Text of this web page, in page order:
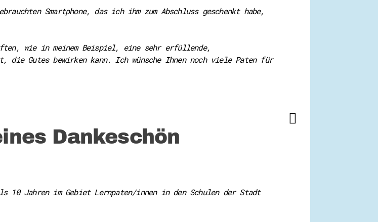
Smartphone, das ich ihm zum Abschluss geschenkt habe,
wie in meinem Beispiel, eine sehr erfüllende,
Gutes bewirken kann. Ich wünsche Ihnen noch viele Paten für
Dankeschön
Jahren im Gebiet Lernpaten/innen in den Schulen der Stadt